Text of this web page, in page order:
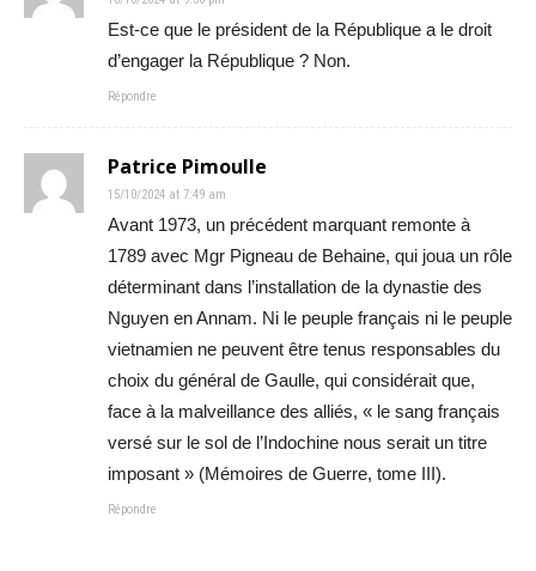
Est-ce que le président de la République a le droit
d’engager la République ? Non.
Répondre
Patrice Pimoulle
15/10/2024 at 7:49 am
Avant 1973, un précédent marquant remonte à
1789 avec Mgr Pigneau de Behaine, qui joua un rôle
déterminant dans l’installation de la dynastie des
Nguyen en Annam. Ni le peuple français ni le peuple
vietnamien ne peuvent être tenus responsables du
choix du général de Gaulle, qui considérait que,
face à la malveillance des alliés, « le sang français
versé sur le sol de l’Indochine nous serait un titre
imposant » (Mémoires de Guerre, tome III).
Répondre